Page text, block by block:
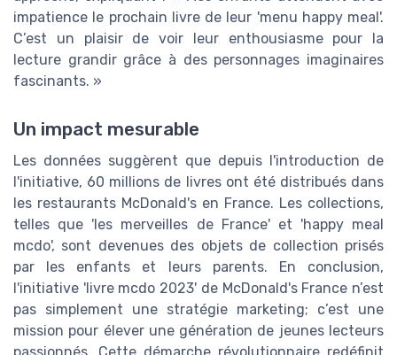
impatience le prochain livre de leur 'menu happy meal'.
C’est un plaisir de voir leur enthousiasme pour la
lecture grandir grâce à des personnages imaginaires
fascinants. »
Un impact mesurable
Les données suggèrent que depuis l'introduction de
l'initiative, 60 millions de livres ont été distribués dans
les restaurants McDonald's en France. Les collections,
telles que 'les merveilles de France' et 'happy meal
mcdo', sont devenues des objets de collection prisés
par les enfants et leurs parents. En conclusion,
l'initiative 'livre mcdo 2023' de McDonald's France n’est
pas simplement une stratégie marketing; c’est une
mission pour élever une génération de jeunes lecteurs
passionnés. Cette démarche révolutionnaire redéfinit